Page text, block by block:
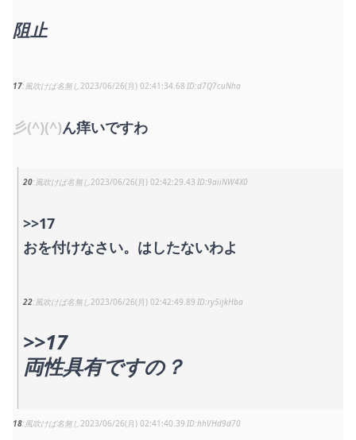
阻止
17 風吹けば名無し 2023/06/26(月) 02:41:34.68 d7Q7cuNha
彡(^)(^)ん痒いですわ
20 風吹けば名無し 2023/06/26(月) 02:42:29.43 9aiiNW4X0
>>17
おを付けなさい。はしたないわよ
22 風吹けば名無し 2023/06/26(月) 02:42:49.89 ry5ijkHba
>>17
両性具有ですの？
18 風吹けば名無し 2023/06/26(月) 02:41:40.39 hhVHd9d70